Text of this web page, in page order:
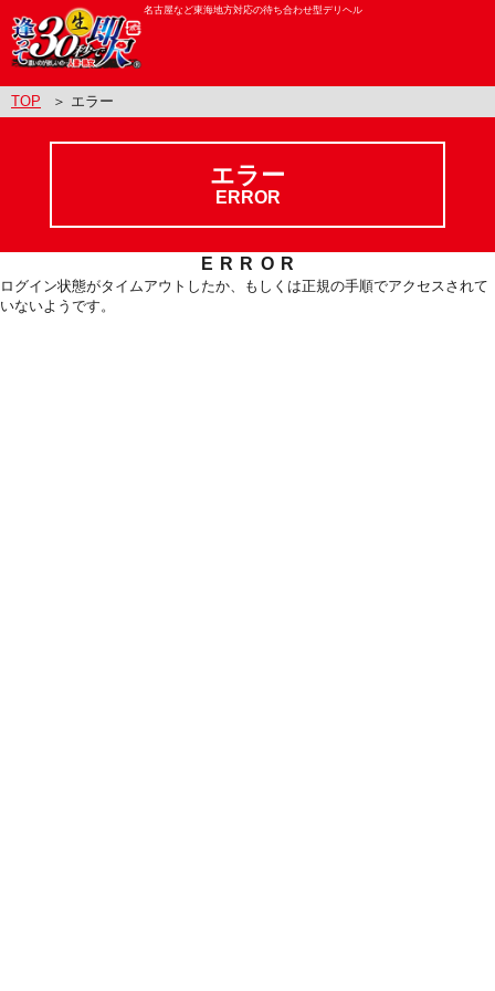
名古屋など東海地方対応の待ち合わせ型デリヘル
TOP ＞ エラー
エラー
ERROR
ERROR
ログイン状態がタイムアウトしたか、もしくは正規の手順でアクセスされて
いないようです。